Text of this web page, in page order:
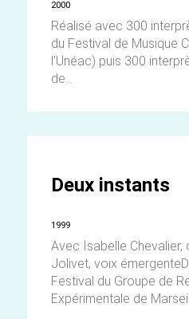
2000
Réalisé avec 300
du Festival de Musique
l’Unéac) puis 300
de...
Deux instants
1999
Avec Isabelle Chevalier,
Jolivet, voix
Festival du Groupe de
Expérimentale de